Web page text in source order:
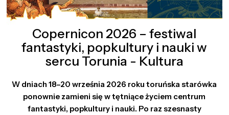
Copernicon 2026 – festiwal
fantastyki, popkultury i nauki w
sercu Torunia - Kultura
W dniach 18–20 września 2026 roku toruńska starówka
ponownie zamieni się w tętniące życiem centrum
fantastyki, popkultury i nauki. Po raz szesnasty